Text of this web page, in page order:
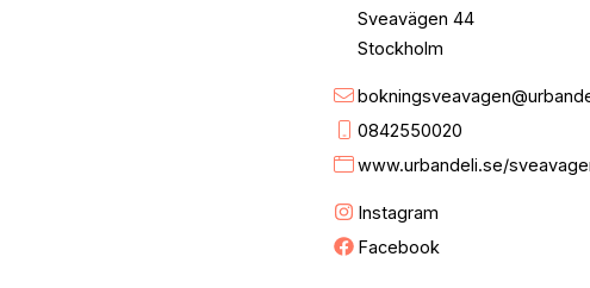
Sveavägen 44
Stockholm
0842550020
www.urbandeli.se/
Instagram
Facebook